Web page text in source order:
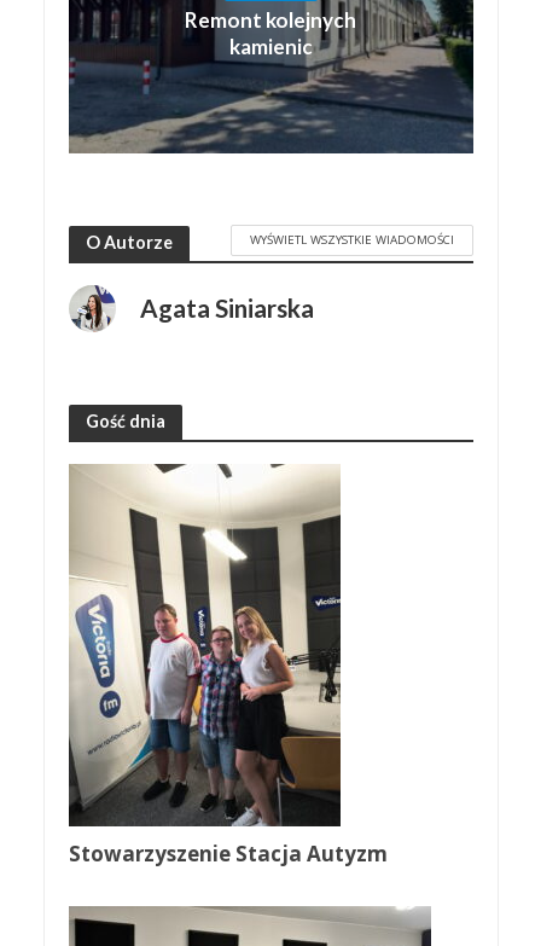
Remont kolejnych
kamienic
O Autorze WYŚWIETL WSZYSTKIE WIADOMOŚCI
Agata Siniarska
Gość dnia
Stowarzyszenie Stacja Autyzm